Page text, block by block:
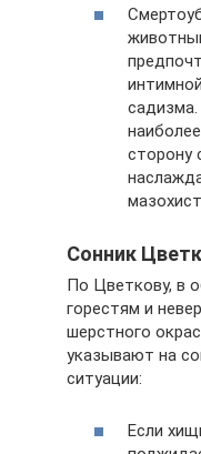
сторону
Сонник
По Цветкову, в
горестям и
шерстного
указывают на
ситуации:
Если